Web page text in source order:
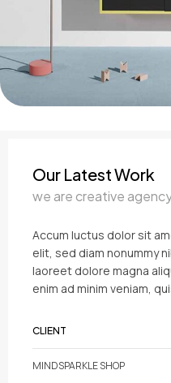
Our Latest Work
we are creative
Accum luctus dolor sit
elit, sed diam nonummy
laoreet dolore magna
enim ad minim veniam,
CLIENT
MINDSPARKLE SHOP